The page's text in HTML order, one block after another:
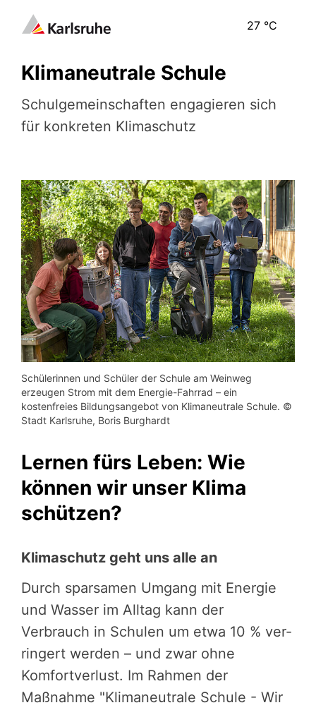
27 °C
Klimaneutrale Schule
Schulgemeinschaften engagieren sich
für konkreten Klimaschutz
Schülerinnen und Schüler der Schule am Weinweg
erzeugen Strom mit dem Energie-Fahrrad – ein
kostenfreies Bildungsangebot von Klimaneutrale Schule. ©
Stadt Karlsruhe, Boris Burghardt
Lernen fürs Leben: Wie
können wir unser Klima
schützen?
Klimaschutz geht uns alle an
Durch sparsamen Umgang mit Energie
und Wasser im Alltag kann der
Verbrauch in Schulen um etwa 10 % ver­
rin­gert werden – und zwar ohne
Komfort­ver­lust. Im Rahmen der
Maßnahme "Klimaneutrale Schule - Wir